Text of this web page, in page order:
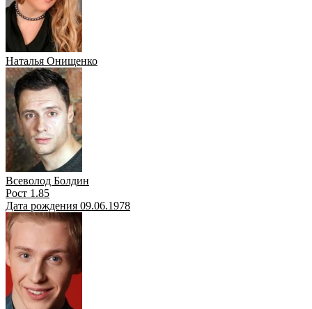
Наталья Онищенко
Всеволод Болдин
Рост 1.85
Дата рождения 09.06.1978